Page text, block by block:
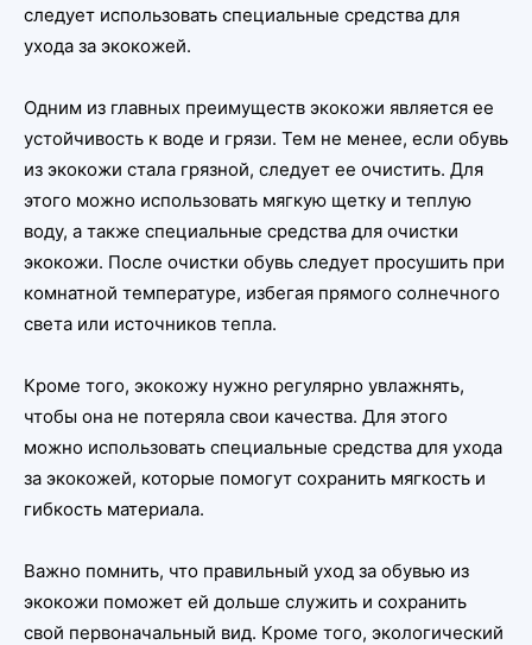
следует использовать специальные средства для
ухода за экокожей.
Одним из главных преимуществ экокожи является ее
устойчивость к воде и грязи. Тем не менее, если обувь
из экокожи стала грязной, следует ее очистить. Для
этого можно использовать мягкую щетку и теплую
воду, а также специальные средства для очистки
экокожи. После очистки обувь следует просушить при
комнатной температуре, избегая прямого солнечного
света или источников тепла.
Кроме того, экокожу нужно регулярно увлажнять,
чтобы она не потеряла свои качества. Для этого
можно использовать специальные средства для ухода
за экокожей, которые помогут сохранить мягкость и
гибкость материала.
Важно помнить, что правильный уход за обувью из
экокожи поможет ей дольше служить и сохранить
свой первоначальный вид. Кроме того, экологический